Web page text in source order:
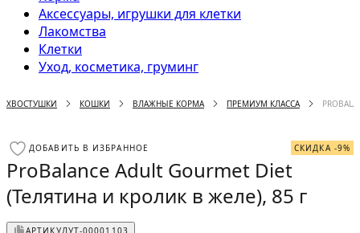
Аксессуары, игрушки для клетки
Лакомства
Клетки
Уход, косметика, груминг
ХВОСТУШКИ КОШКИ ВЛАЖНЫЕ КОРМА ПРЕМИУМ КЛАССА
ДОБАВИТЬ В ИЗБРАННОЕ СКИДКА -9%
ProBalance Adult Gourmet Diet
(Телятина и кролик в желе), 85 г
АРТИКУЛУТ-00001103